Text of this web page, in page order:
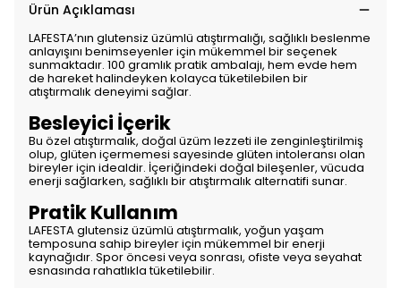
Ürün Açıklaması
LAFESTA’nın glutensiz üzümlü atıştırmalığı, sağlıklı beslenme
anlayışını benimseyenler için mükemmel bir seçenek
sunmaktadır. 100 gramlık pratik ambalajı, hem evde hem
de hareket halindeyken kolayca tüketilebilen bir
atıştırmalık deneyimi sağlar.
Besleyici İçerik
Bu özel atıştırmalık, doğal üzüm lezzeti ile zenginleştirilmiş
olup, glüten içermemesi sayesinde glüten intoleransı olan
bireyler için idealdir. İçeriğindeki doğal bileşenler, vücuda
enerji sağlarken, sağlıklı bir atıştırmalık alternatifi sunar.
Pratik Kullanım
LAFESTA glutensiz üzümlü atıştırmalık, yoğun yaşam
temposuna sahip bireyler için mükemmel bir enerji
kaynağıdır. Spor öncesi veya sonrası, ofiste veya seyahat
esnasında rahatlıkla tüketilebilir.